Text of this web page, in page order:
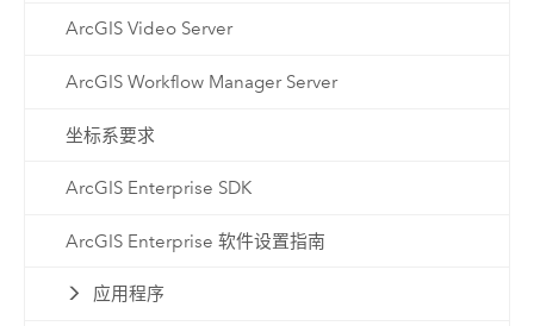
ArcGIS Video Server
ArcGIS Workflow Manager Server
坐标系要求
ArcGIS Enterprise SDK
ArcGIS Enterprise 软件设置指南
应用程序